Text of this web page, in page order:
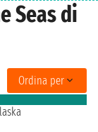
Seas di
Ordina per